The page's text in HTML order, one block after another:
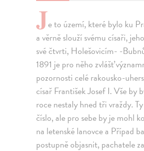
Je to území, které bylo ku
a věrně slouží svému císaři,
své čtvrti, Holešovicím- -
1891 je pro něho zvlášť
pozornosti celé rakousko-
císař František Josef I. Vše by
roce nestaly hned tři vraždy.
číslo, ale pro sebe by je mohl
na letenské lanovce a Případ
postupně objasnit, pachatele